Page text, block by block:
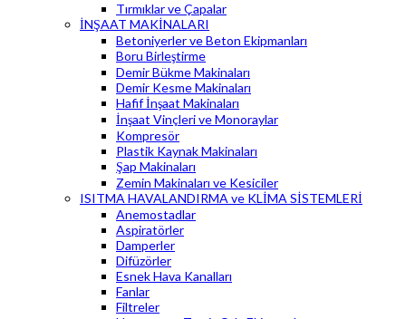
Tırmıklar ve Çapalar
İNŞAAT MAKİNALARI
Betoniyerler ve Beton Ekipmanları
Boru Birleştirme
Demir Bükme Makinaları
Demir Kesme Makinaları
Hafif İnşaat Makinaları
İnşaat Vinçleri ve Monoraylar
Kompresör
Plastik Kaynak Makinaları
Şap Makinaları
Zemin Makinaları ve Kesiciler
ISITMA HAVALANDIRMA ve KLİMA SİSTEMLERİ
Anemostadlar
Aspiratörler
Damperler
Difüzörler
Esnek Hava Kanalları
Fanlar
Filtreler